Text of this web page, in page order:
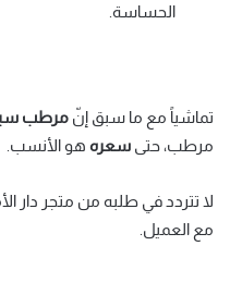
الحساسة.
تماشياً مع ما سبق إنّ مرطب
مرطب، حتى سعره هو الأنسب.
لا تتردد في طلبه من متجر دار
مع العميل.